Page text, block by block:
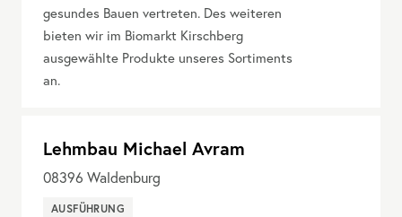
gesundes Bauen vertreten. Des weiteren
bieten wir im Biomarkt Kirschberg
ausgewählte Produkte unseres Sortiments
an.
Lehmbau Michael Avram
08396 Waldenburg
AUSFÜHRUNG